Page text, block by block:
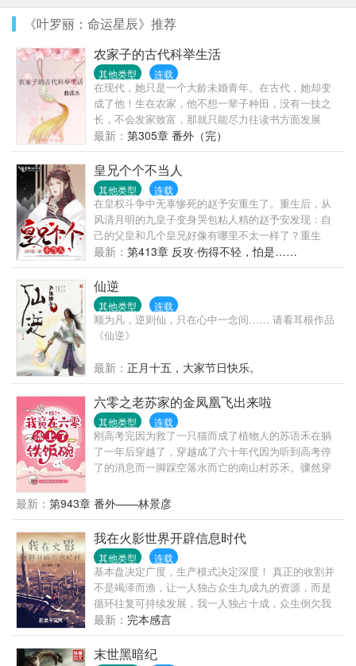
《叶罗丽：命运星辰》推荐
农家子的古代科举生活
其他类型 连载
在现代，她只是一个大龄未婚青年。在古代，她却变
成了他！生在农家，他不想一辈子种田，没有一技之
长，不会发家致富，那就只能尽力往读书方面发展
了。至于是男是女？在生存面前还需要矫情吗？文女
穿男，主角会娶妻，像一般人一样生活，不搞基，基
本上没有什么金手指，现实流。公告：本文于下周三
（10月26日）入V，当天更新一万字，之后每天保持日
更3000大家多多支持。
最新： 第305章 番外（完）
皇兄个个不当人
其他类型 连载
在皇权斗争中无辜惨死的赵予安重生了。重生后，从
风清月明的九皇子变身哭包粘人精的赵予安发现：自
己的父皇和几个皇兄好像有哪里不太一样了？重生
前，大昭帝：“九皇子？朕记得，不过就是个宫女生的
孩子罢了！”重生后，大昭帝：“朕的皇子，你且动一下
试试！...
最新： 第413章 反攻·伤得不轻，怕是……
仙逆
其他类型 连载
顺为凡，逆则仙，只在心中一念间…… 请看耳根作品
《仙逆》
最新： 正月十五，大家节日快乐。
六零之老苏家的金凤凰飞出来啦
其他类型 连载
刚高考完因为救了一只猫而成了植物人的苏语禾在躺
了一年后穿越了，穿越成了六十年代因为听到高考停
了的消息而一脚踩空落水而亡的南山村苏禾。骤然穿
纸，苏禾很不适应，但还要面临找工作的压力……
哎，她还是个孩子啊，还有她刚考上的大学啊，没
啦！！！……认清事实后，苏禾开始了在六十年代的
求生生涯，并且一不小心，竟然端上了铁饭碗，还把
整个老苏家都带起来了！不止活成了人人羡慕的样
子，还有了幸福的家庭，日子过得风生水起，在六七
十年代，活出了她想要的生活……
最新： 第943章 番外——林景彦
我在火影世界开辟信息时代
其他类型 连载
基本盘决定广度，生产模式决定深度！ 真正的收割并
不是竭泽而渔，让一人独占众生九成九的资源，而是
循环往复可持续发展，我一人独占十成，众生倒欠我
九成！ 无限互联的诞生让忍界进入信息时代，渡边彻
表示，整个忍界都是我的苗圃，大筒木来了也是我的
韭菜！
最新： 完本感言
末世黑暗纪